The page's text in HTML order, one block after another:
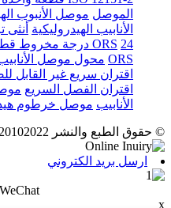
الموصل موصل الأنبوب
الأنابيب الهيدروليكية أنثى
ORS 24 درجة مخروط قطعة واحدة المناسب خرطوم
ORS محول موصل
اقتران سريع غير القابل
اقتران الفصل السريع
الأنابيب موصل خرطوم
© حقوق الطبع والنشر 20102022: جميع الحقوق محفوظة.
ارسل بريد الكتروني
WeChat (بيتر يان)
x